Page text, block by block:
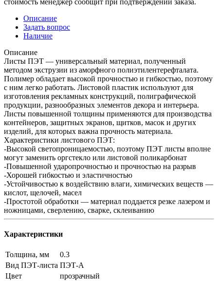
Описание
Задать вопрос
Наличие
Описание
Листы ПЭТ — универсальный материал, полученный
методом экструзии из аморфного полиэтилентерефталата.
Полимер обладает высокой прочностью и гибкостью, поэтому
с ним легко работать. Листовой пластик используют для
изготовления рекламных конструкций, полиграфической
продукции, разнообразных элементов декора и интерьера.
Листы повышенной толщины применяются для производства
контейнеров, защитных экранов, щитков, масок и других
изделий, для которых важна прочность материала.
Характеристики листового ПЭТ:
-Высокой светопроницаемостью, поэтому ПЭТ листы вполне
могут заменить оргстекло или листовой поликарбонат
-Повышенной ударопрочностью и прочностью на разрыв
-Хорошей гибкостью и эластичностью
-Устойчивостью к воздействию влаги, химических веществ —
кислот, щелочей, масел
-Простотой обработки — материал поддается резке лазером и
ножницами, сверлению, сварке, склеиванию
Характеристики
Толщина, мм
0.3
Вид ПЭТ-листа ПЭТ-А
Цвет
прозрачный